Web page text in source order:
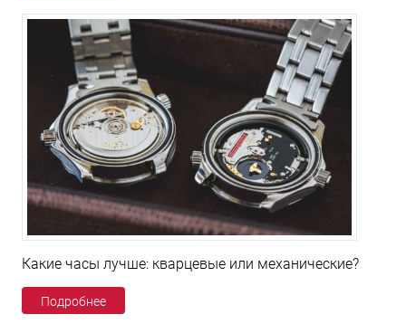
Какие часы лучше: кварцевые или механические?
Подробнее